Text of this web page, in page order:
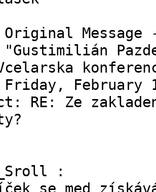
"Gustimilián
February
RE: Ze
: